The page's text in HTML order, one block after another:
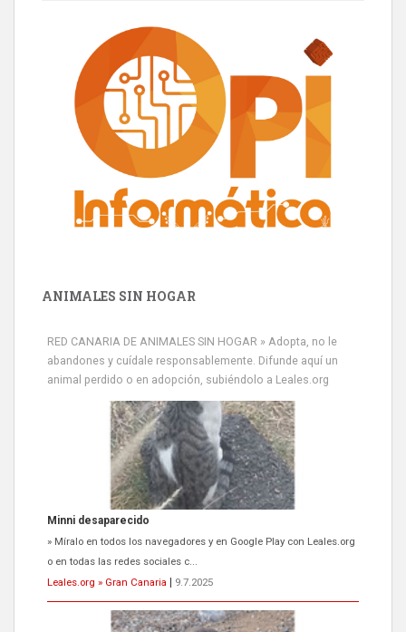
ANIMALES SIN HOGAR
RED CANARIA DE ANIMALES SIN HOGAR » Adopta, no le
abandones y cuídale responsablemente. Difunde aquí un
animal perdido o en adopción, subiéndolo a Leales.org
Minni desaparecido
» Míralo en todos los navegadores y en Google Play con Leales.org
o en todas las redes sociales c...
Leales.org » Gran Canaria
9.7.2025